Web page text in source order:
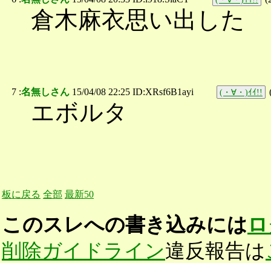
倉木麻衣思い出した
7 :名無しさん 15/04/08 22:25 ID:XRsf6B1ayi (・∀・)ｲｲ!!
エボルタ
板に戻る 全部 最新50
このスレへの書き込みには
削除ガイドライン違反報告は